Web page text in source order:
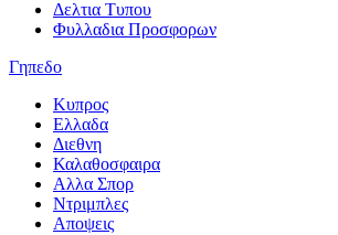
Δελτια Τυπου
Φυλλαδια Προσφορων
Γηπεδο
Κυπρος
Ελλαδα
Διεθνη
Καλαθοσφαιρα
Αλλα Σπορ
Ντριμπλες
Αποψεις